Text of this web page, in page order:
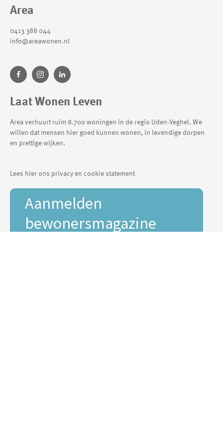
Contactinformatie
Area
0413 388 044
info@areawonen.nl
Laat Wonen Leven
Area verhuurt ruim 8.700 woningen in de regio Uden-Veghel. We
willen dat mensen hier goed kunnen wonen, in levendige dorpen
en prettige wijken.
Lees hier ons privacy en cookie statement
Aanmelden
bewonersmagazine